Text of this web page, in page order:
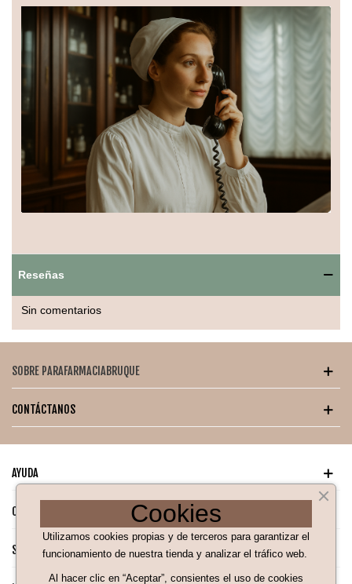
mayor durabilidad y es resistente a rayaduras, manteniendo
el biberón en óptimas condiciones por más tiempo.
Este biberón es una opción segura, libre de BPA, que
combina funcionalidad y estilo para la alimentación diaria del
bebé.
Beneficios clave:
Material de cristal resistente y duradero.
Tetina SkinSoft™ de silicona ultra suave para succión natural.
Diseño ergonómico para un agarre cómodo.
Reseñas
Sin comentarios
SOBRE PARAFARMACIABRUQUE
CONTÁCTANOS
AYUDA
CATÁLOGO PARA TI
SÍGUENOS EN NUESTRAS REDES SOCIALES
Cookies
Utilizamos cookies propias y de terceros para garantizar el
funcionamiento de nuestra tienda y analizar el tráfico web.
Al hacer clic en “Aceptar”, consientes el uso de cookies